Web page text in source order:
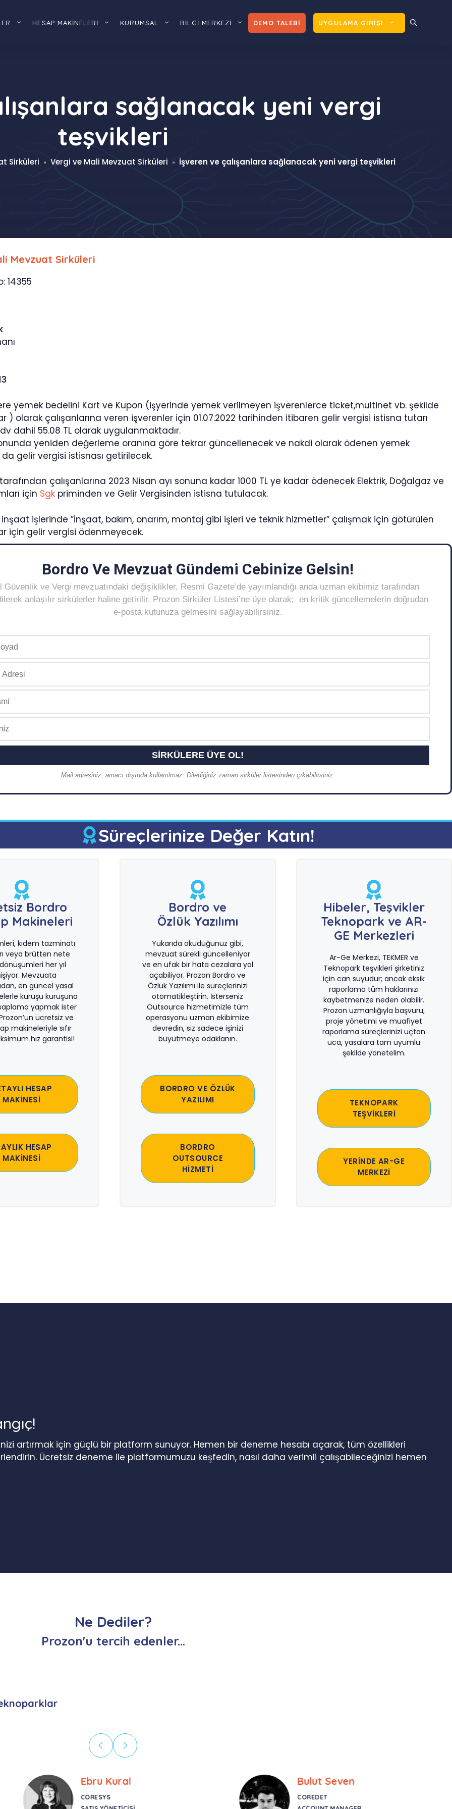
HESAP MAKİNELERİ KURUMSAL BİLGİ MERKEZİ DEMO TALEBİ UYGULAMA GİRİŞİ
sağlanacak yeni vergi
teşvikleri
Sirküleri » Vergi ve Mali Mevzuat Sirküleri » İşveren ve çalışanlara sağlanacak yeni vergi teşvikleri
Mevzuat Sirküleri
14355
yemek bedelini Kart ve Kupon (işyerinde yemek verilmeyen işverenlerce ticket,multinet vb. şekilde
) olarak çalışanlarına veren işverenler için 01.07.2022 tarihinden itibaren gelir vergisi istisna tutarı
dahil 55.08 TL olarak uygulanmaktadır.
yeniden değerleme oranına göre tekrar güncellenecek ve nakdi olarak ödenen yemek
da gelir vergisi istisnası getirilecek.
çalışanlarına 2023 Nisan ayı sonuna kadar 1000 TL ye kadar ödenecek Elektrik, Doğalgaz ve
için Sgk priminden ve Gelir Vergisinden istisna tutulacak.
inşaat işlerinde ”İnşaat, bakım, onarım, montaj gibi işleri ve teknik hizmetler” çalışmak için götürülen
için gelir vergisi ödenmeyecek.
Bordro Ve Mevzuat Gündemi Cebinize Gelsin!
Güvenlik ve Vergi mevzuatındaki değişiklikler, Resmi Gazete’de yayımlandığı anda uzman ekibimiz tarafından
anlaşılır sirkülerler haline getirilir. Prozon Sirküler Listesi’ne üye olarak; en kritik güncellemelerin doğrudan
e-posta kutunuza gelmesini sağlayabilirsiniz.
Mail adresiniz, amacı dışında kullanılmaz. Dilediğiniz zaman sirküler listesinden çıkabilirsiniz.
Süreçlerinize Değer Katın!
Bordro
Makineleri
kıdem tazminatı
veya brütten nete
her yıl
Mevzuata
en güncel yasal
kuruşu kuruşuna
yapmak ister
ücretsiz ve
makineleriyle sıfır
hız garantisi!
HESAP
MAKİNESİ
HESAP
MAKİNESİ
Bordro ve
Özlük Yazılımı
Yukarıda okuduğunuz gibi,
mevzuat sürekli güncelleniyor
ve en ufak bir hata cezalara yol
açabiliyor. Prozon Bordro ve
Özlük Yazılımı ile süreçlerinizi
otomatikleştirin. İsterseniz
Outsource hizmetimizle tüm
operasyonu uzman ekibimize
devredin, siz sadece işinizi
büyütmeye odaklanın.
BORDRO VE ÖZLÜK
YAZILIMI
BORDRO
OUTSOURCE
HİZMETİ
Hibeler, Teşvikler
Teknopark ve AR-
GE Merkezleri
Ar-Ge Merkezi, TEKMER ve
Teknopark teşvikleri şirketiniz
için can suyudur; ancak eksik
raporlama tüm haklarınızı
kaybetmenize neden olabilir.
Prozon uzmanlığıyla başvuru,
proje yönetimi ve muafiyet
raporlama süreçlerinizi uçtan
uca, yasalara tam uyumlu
şekilde yönetelim.
TEKNOPARK
TEŞVİKLERİ
YERİNDE AR-GE
MERKEZİ
artırmak için güçlü bir platform sunuyor. Hemen bir deneme hesabı açarak, tüm özellikleri
Ücretsiz deneme ile platformumuzu keşfedin, nasıl daha verimli çalışabileceğinizi hemen
Ne Dediler?
Prozon'u tercih edenler...
Ebru Kural
CORESYS
Bulut Seven
COREDET